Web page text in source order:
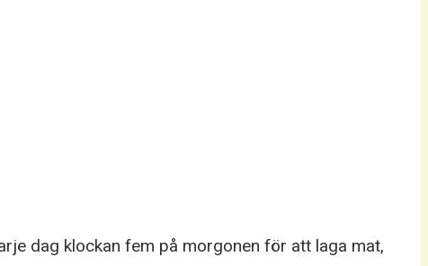
dag klockan fem på morgonen för att laga mat,